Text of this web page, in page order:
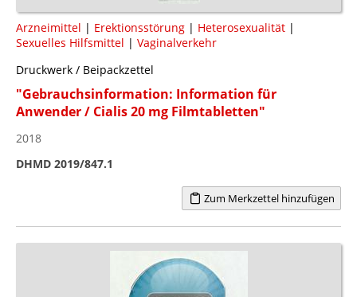
Arzneimittel | Erektionsstörung | Heterosexualität |
Sexuelles Hilfsmittel | Vaginalverkehr
Druckwerk / Beipackzettel
"Gebrauchsinformation: Information für
Anwender / Cialis 20 mg Filmtabletten"
2018
DHMD 2019/847.1
Zum Merkzettel hinzufügen